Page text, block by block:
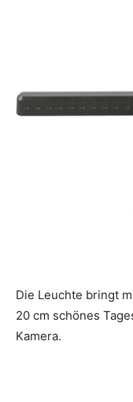
Die Leuchte bringt
20 cm schönes
Kamera.